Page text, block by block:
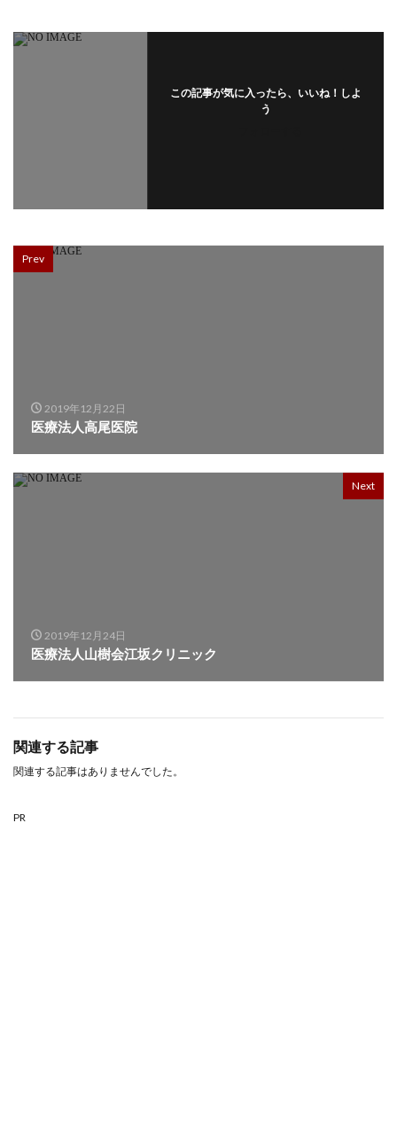
この記事が気に入ったら、いいね！しよ
う
Prev
2019年12月22日
医療法人高尾医院
Next
2019年12月24日
医療法人山樹会江坂クリニック
関連する記事
関連する記事はありませんでした。
PR